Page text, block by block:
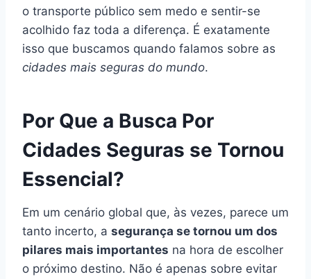
o transporte público sem medo e sentir-se
acolhido faz toda a diferença. É exatamente
isso que buscamos quando falamos sobre as
cidades mais seguras do mundo.
Por Que a Busca Por
Cidades Seguras se Tornou
Essencial?
Em um cenário global que, às vezes, parece um
tanto incerto, a segurança se tornou um dos
pilares mais importantes na hora de escolher
o próximo destino. Não é apenas sobre evitar